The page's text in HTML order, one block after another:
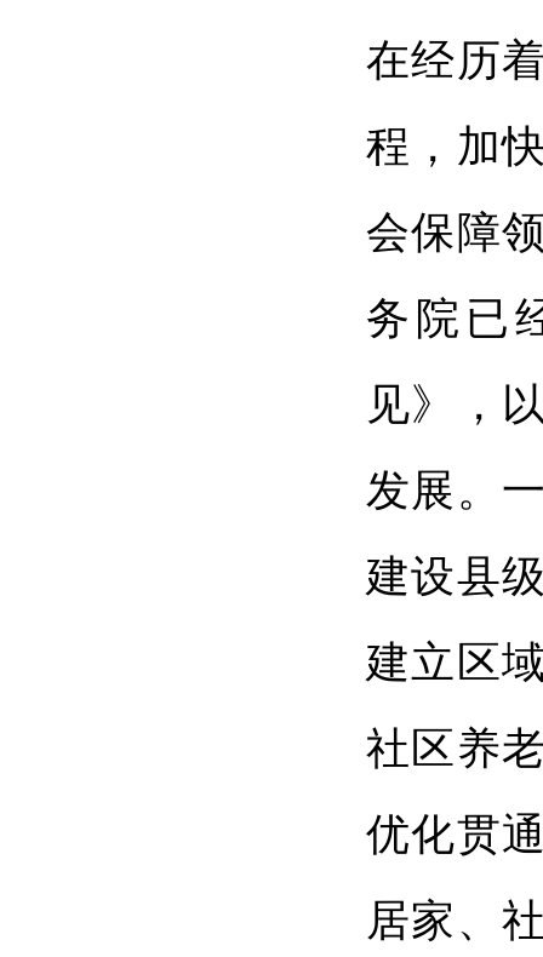
在经历
程，加
会保障
务院已
见》，
发展。
建设县
建立区
社区养
优化贯
居家、